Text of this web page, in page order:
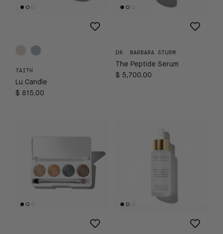
TAITH
Lu Candle
$ 815.00
DR. BARBARA STURM
The Peptide Serum
$ 5,700.00